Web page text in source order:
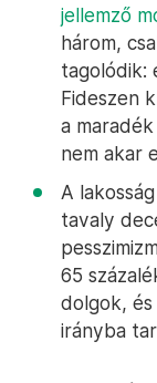
jellemző
három,
tagolódik:
Fideszen
a
nem akar
A
tavaly
65
dolgok, és
irányba